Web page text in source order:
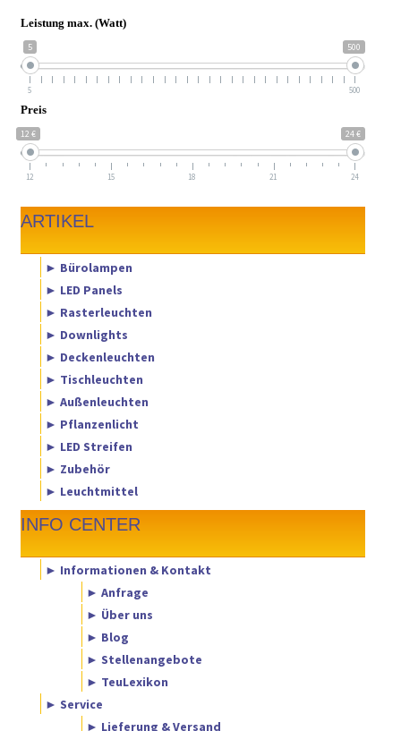
Leistung max. (Watt)
5 500
5 500
Preis
12 € 24 €
12 15 18 21 24
ARTIKEL
► Bürolampen
► LED Panels
► Rasterleuchten
► Downlights
► Deckenleuchten
► Tischleuchten
► Außenleuchten
► Pflanzenlicht
► LED Streifen
► Zubehör
► Leuchtmittel
INFO CENTER
► Informationen & Kontakt
► Anfrage
► Über uns
► Blog
► Stellenangebote
► TeuLexikon
► Service
► Lieferung & Versand